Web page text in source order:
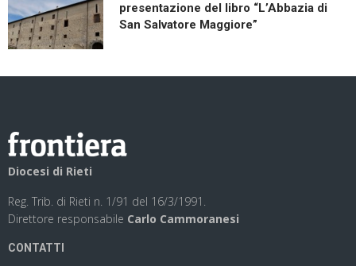
presentazione del libro “L’Abbazia di
San Salvatore Maggiore”
Diocesi di Rieti
Reg. Trib. di Rieti n. 1/91 del 16/3/1991.
Direttore responsabile Carlo Cammoranesi
CONTATTI